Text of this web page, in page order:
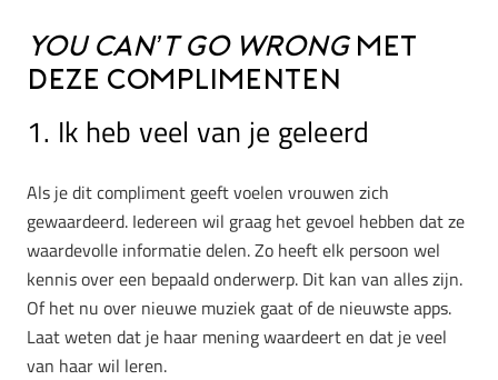
You can’t go wrongmet
deze complimenten
1. Ik heb veel van je geleerd
Als je dit compliment geeft voelen vrouwen zich
gewaardeerd. Iedereen wil graag het gevoel hebben dat ze
waardevolle informatie delen. Zo heeft elk persoon wel
kennis over een bepaald onderwerp. Dit kan van alles zijn.
Of het nu over nieuwe muziek gaat of de nieuwste apps.
Laat weten dat je haar mening waardeert en dat je veel
van haar wil leren.